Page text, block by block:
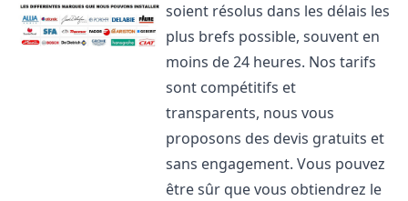
soient résolus dans les délais les
plus brefs possible, souvent en
moins de 24 heures. Nos tarifs
sont compétitifs et
transparents, nous vous
proposons des devis gratuits et
sans engagement. Vous pouvez
être sûr que vous obtiendrez le